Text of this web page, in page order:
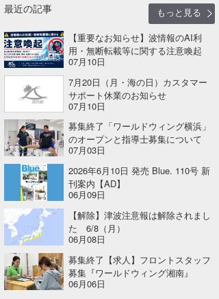
最近の記事
もっと見る
【重要なお知らせ】波情報のAI利
用・無断転載等に関する注意喚起
07月10日
7月20日（月・海の日）カスタマー
サポート休業のお知らせ
07月10日
募集終了「ワールドウィング横浜」
のオープンと指導士募集について
07月03日
2026年6月10日 発売 Blue. 110号 新
刊案内【AD】
06月09日
【解除】津波注意報は解除されまし
た 6/8（月）
06月08日
募集終了【求人】フロントスタッフ
募集『ワールドウィング湘南』
06月06日
喜納海人
KID
KOBU
KY
MIN
mitz
OYZ
S.K
Soulman
VAGY
waka☆=
YUKI☆